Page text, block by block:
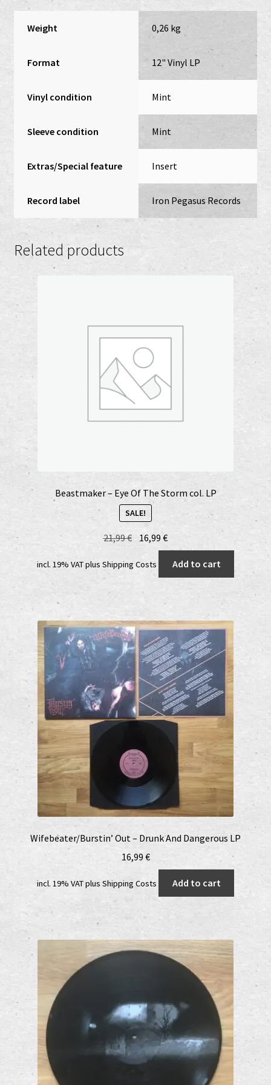
Weight 0,26 kg
Format 12" Vinyl LP
Vinyl condition Mint
Sleeve condition Mint
Extras/Special feature Insert
Record label Iron Pegasus Records
Related products
Beastmaker – Eye Of The Storm col. LP
SALE!
21,99€ Original
was:
16,99€Current
price
is:
incl. 19% VATplus Shipping Costs Add to cart
Wifebeater/Burstin’ Out – Drunk And Dangerous LP
16,99 €
incl. 19% VATplus Shipping Costs Add to cart